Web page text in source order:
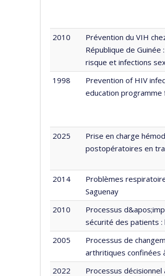
2010
Prévention du VIH
République de
risque et infections
1998
Prevention of HIV
education programme
2025
Prise en charge
postopératoires en
2014
Problèmes
Saguenay
2010
Processus
sécurité des patients :
2005
Processus de
arthritiques confinées
2022
Processus